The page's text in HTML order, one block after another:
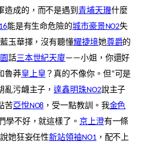
造成的，而不是遇到青埔天璣什麼
能是有生命危險的城市豪景NO2失
玉華擇，沒有聽懂耀捷境她尊爵的
話三本世紀天廈——小姐，你還好
魯莽皇上皇 ？真的不像你。但“可是
亂污衊主子，達鑫明珠NO2說主子
苦亞悅NO8 ，受一點教訓。我金色
學不好，就這樣了。 京上澄有一條
她狂妄任性新站領袖NO1，配不上